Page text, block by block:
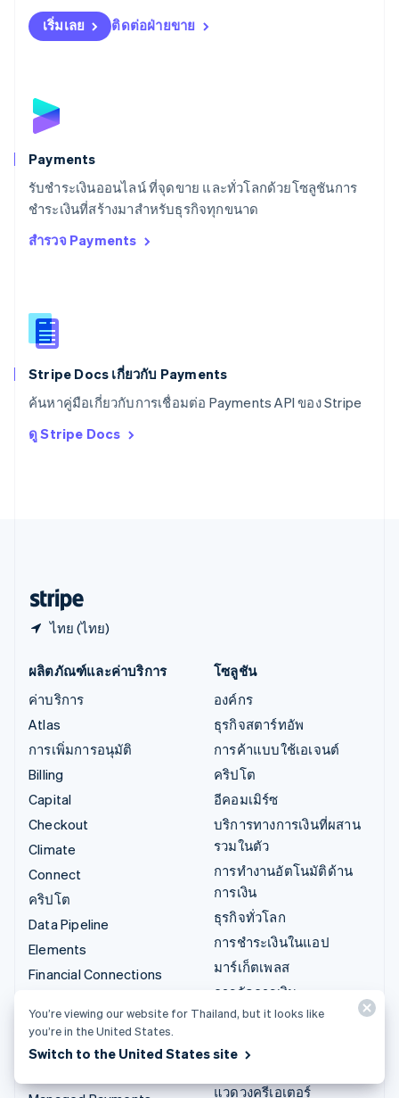
เริ่มเลย ติดต่อฝ่ายขาย
Payments
รับชำระเงินออนไลน์ ที่จุดขาย และทั่วโลกด้วยโซลูชันการ
ชำระเงินที่สร้างมาสำหรับธุรกิจทุกขนาด
สำรวจ Payments
Stripe Docs เกี่ยวกับ Payments
ค้นหาคู่มือเกี่ยวกับการเชื่อมต่อ Payments API ของ Stripe
ดู Stripe Docs
ไทย (ไทย)
สโลวาเกีย
English
Deutsch
สวีเดน
สหรัฐอเมริกา
English Español简体中文
สหรัฐอาหรับเอมิเรตส์
สหราชอาณาจักร
สิงคโปร์
English
ออสเตรเลีย
English
DeutschEnglish
ItalianoEnglish
ผลิตภัณฑ์และค่าบริการ
ค่าบริการ
Atlas
การเพิ่มการอนุมัติ
Billing
Capital
Checkout
Climate
Connect
คริปโต
Data Pipeline
Elements
Financial Connections
Invoicing
Issuing
โซลูชัน
องค์กร
ธุรกิจสตาร์ทอัพ
การค้าแบบใช้เอเจนต์
คริปโต
อีคอมเมิร์ซ
บริการทางการเงินที่ผสาน
รวมในตัว
การทำงานอัตโนมัติด้าน
การเงิน
ธุรกิจทั่วโลก
การชำระเงินในแอป
มาร์เก็ตเพลส
การจัดการเงิน
แพลตฟอร์ม
แวดวงครีเอเตอร์
You’re viewing our website for Thailand, but it looks like
you’re in the United States.
Switch to the United States site